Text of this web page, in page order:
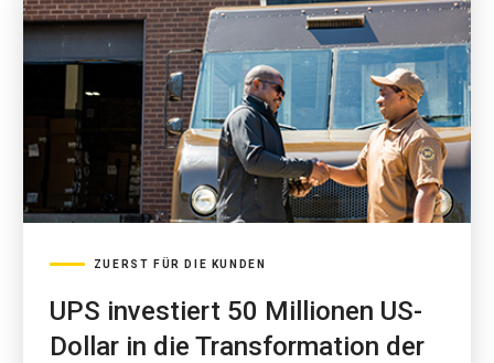
ZUERST FÜR DIE KUNDEN
UPS investiert 50 Millionen US-
Dollar in die Transformation der